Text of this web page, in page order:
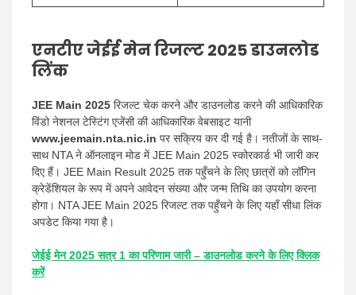
एनटीए जेईई मेन रिजल्ट 2025 डाउनलोड
लिंक
JEE Main 2025 रिजल्ट चेक करने और डाउनलोड करने की आधिकारिक
विंडो नेशनल टेस्टिंग एजेंसी की आधिकारिक वेबसाइट यानी
www.jeemain.nta.nic.in पर सक्रिय कर दी गई है। नतीजों के साथ-
साथ NTA ने ऑनलाइन मोड में JEE Main 2025 स्कोरकार्ड भी जारी कर
दिए हैं। JEE Main Result 2025 तक पहुँचने के लिए छात्रों को लॉगिन
क्रेडेंशियल के रूप में अपने आवेदन संख्या और जन्म तिथि का उपयोग करना
होगा। NTA JEE Main 2025 रिजल्ट तक पहुँचने के लिए यहाँ सीधा लिंक
अपडेट किया गया है।
जेईई मेन 2025 सत्र 1 का परिणाम जारी – डाउनलोड करने के लिए क्लिक
करें